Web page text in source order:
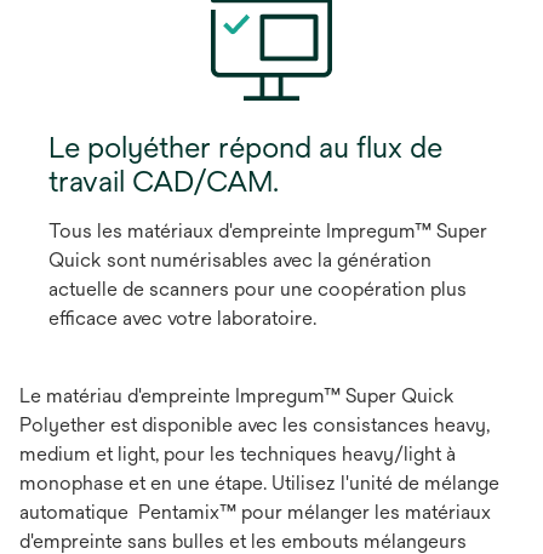
Le polyéther répond au flux de
travail CAD/CAM.
Tous les matériaux d'empreinte Impregum™ Super
Quick sont numérisables avec la génération
actuelle de scanners pour une coopération plus
efficace avec votre laboratoire.
Le matériau d'empreinte Impregum™ Super Quick
Polyether est disponible avec les consistances heavy,
medium et light, pour les techniques heavy/light à
monophase et en une étape. Utilisez l'unité de mélange
automatique Pentamix™ pour mélanger les matériaux
d'empreinte sans bulles et les embouts mélangeurs